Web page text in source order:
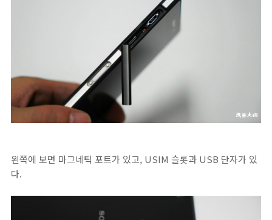
왼쪽에 보면 마그네틱 포트가 있고, USIM 슬롯과 USB 단자가 있
다.